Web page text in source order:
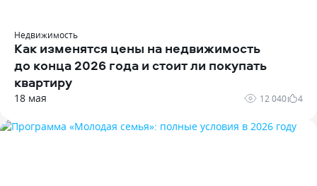
Недвижимость
Как изменятся цены на недвижимость
до конца 2026 года и стоит ли покупать
квартиру
18 мая 12 040 4